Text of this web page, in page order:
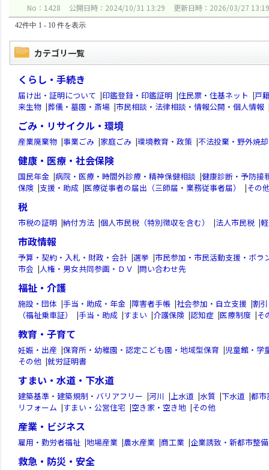
No：1428 公開日時：2024/10/31 13:29 更新日時：2026/03/27 13:19
42件中 1 - 10 件を表示
カテゴリ一覧
くらし・手続き
届け出・証明について |印鑑登録・印鑑証明 |住民票・住基ネット |戸
来生物 |葬儀・墓園・斎場 |市民相談・法律相談・情報公開・個人情報
ごみ・リサイクル・環境
産業廃棄物 |事業ごみ |家庭ごみ |環境教育・政策 |不法投棄・野外焼却
健康・医療・社会保険
国民年金 |病院・医療・時間外診療・精神保健相談 |健康診断・予防接
保険 |支援・助成 |医療従事者の届出（三師届・業務従事者届） |その
税
市税の証明 |納付方法 |個人市民税（特別徴収を含む） |法人市民税 |
市政情報
予算・契約・入札・財政・会計 |選挙 |市民参加・市民活動支援・ボラ
市会 |人権・男女共同参画・ＤＶ |問い合わせ先
福祉・介護
施設・団体 |手当・助成・年金 |障害者手帳 |社会参加・自立支援 |割
（福祉乗車証）
|手当・助成 |すまい |介護保険 |認知症 |医療制度 |そ
教育・子育て
妊娠・出産 |保育所・幼稚園・認定こども園・地域型保育 |児童館・学
その他 |就労証明書
すまい・水道・下水道
建築基準・建築規制・バリアフリー |河川 |上水道 |水質 |下水道 |都市
リフォーム |すまい・公営住宅 |空き家・空き地 |その他
産業・ビジネス
雇用・勤労者福祉 |地場産業 |農水産業 |商工業 |企業誘致・新都市整備
救急・防災・安全